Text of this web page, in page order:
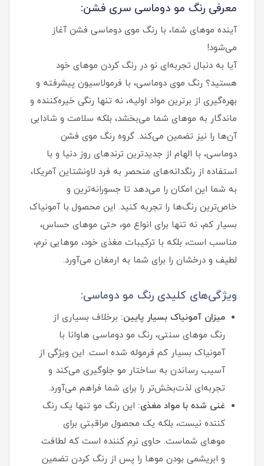
معرفی رنگ مو دوماسی سری فشن:
آینده موهای شما، با رنگ موی دوماسی فشن آغاز
می‌شود!
آیا به دنبال تجربه‌ای نو در رنگ کردن موهای خود
هستید؟ رنگ موی دوماسی، با فرمولاسیون پیشرفته و
بهره‌گیری از برترین مواد اولیه، نه تنها رنگی خیره‌کننده و
ماندگار به موهای شما می‌بخشد، بلکه سلامت و شادابی
آن‌ها را نیز تضمین می‌کند. گروه رنگ موی فشن
دوماسی، با الهام از جدیدترین ترندهای روز دنیا و با
استفاده از رنگدانه‌های منحصر به فرد لاونشتاین آمریکا،
به شما این امکان را می‌دهد تا جسورانه‌ترین و
خاص‌ترین رنگ‌ها را تجربه کنید. این محصول با آمونیاک
بسیار کم، نه تنها برای انواع مو، حتی موهای حساس،
مناسب است، بلکه با ترکیبات مغذی خود، موهایی نرم،
لطیف و درخشان را برای شما به ارمغان می‌آورد.
ویژگی‌های کلیدی رنگ مو دوماسی:
میزان آمونیاک بسیار پایین: برخلاف بسیاری از
رنگ موهای سنتی، رنگ مو دوماسی هاوانا با
آمونیاک بسیار کم فرموله شده است. این ویژگی از
آسیب رساندن به ساختار مو جلوگیری می‌کند و
تجربه‌ای لذت‌بخش‌تر را برای شما فراهم می‌آورد.
غنی شده با مواد مغذی: این رنگ مو تنها یک رنگ‌
کننده نیست، بلکه یک محصول مراقبتی برای
موهای شماست. حاوی نرم‌ کننده است که لطافت
و ابریشمی بودن موها را پس از رنگ کردن تضمین